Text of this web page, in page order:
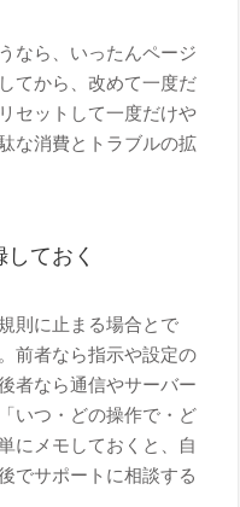
なら、いったんページ
てから、改めて一度だ
セットして一度だけや
な消費とトラブルの拡
ておく
則に止まる場合とで
前者なら指示や設定の
者なら通信やサーバー
いつ・どの操作で・ど
にメモしておくと、自
でサポートに相談する